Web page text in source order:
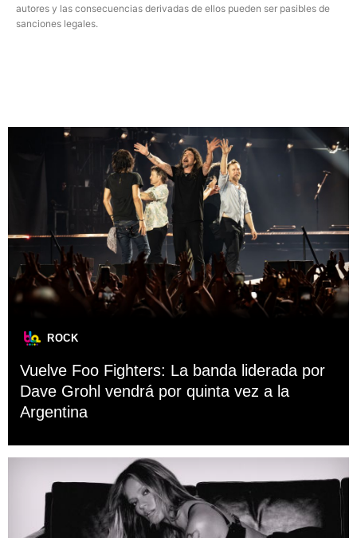
autores y las consecuencias derivadas de ellos pueden ser pasibles de
sanciones legales.
ROCK
Vuelve Foo Fighters: La banda liderada por
Dave Grohl vendrá por quinta vez a la
Argentina